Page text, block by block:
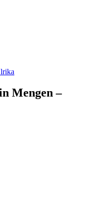
Mengen –